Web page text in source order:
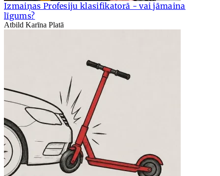
Izmaiņas Profesiju klasifikatorā - vai jāmaina
līgums?
Atbild Karīna Platā